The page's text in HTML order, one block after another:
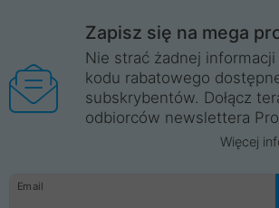
Zapisz się na mega
Nie strać żadnej
kodu rabatowego
subskrybentów. Dołącz
odbiorców newslettera
Więcej
Email